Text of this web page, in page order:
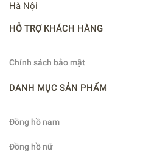
Hà Nội
HỖ TRỢ KHÁCH HÀNG
Chính sách bảo mật
DANH MỤC SẢN PHẨM
Đồng hồ nam
Đồng hồ nữ